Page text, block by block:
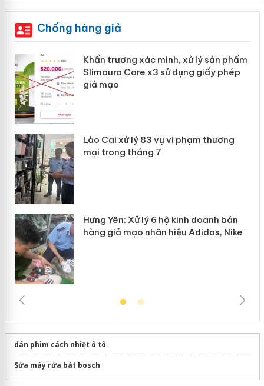
Chống hàng giả
Khẩn trương xác minh, xử lý sản phẩm
Slimaura Care x3 sử dụng giấy phép
giả mạo
Lào Cai xử lý 83 vụ vi phạm thương
mại trong tháng 7
Hưng Yên: Xử lý 6 hộ kinh doanh bán
hàng giả mạo nhãn hiệu Adidas, Nike
dán phim cách nhiệt ô tô
Sửa máy rửa bát bosch